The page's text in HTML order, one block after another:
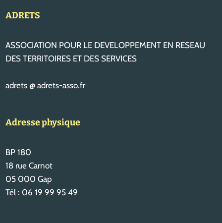
ADRETS
ASSOCIATION POUR LE DEVELOPPEMENT EN RESEAU
DES TERRITOIRES ET DES SERVICES
adrets @ adrets-asso.fr
Adresse physique
BP 180
18 rue Carnot
05 000 Gap
Tél : 06 19 99 95 49